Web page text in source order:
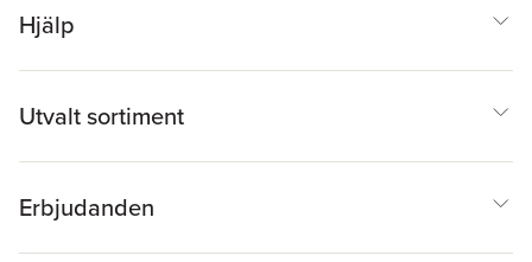
Hjälp
Utvalt sortiment
Erbjudanden